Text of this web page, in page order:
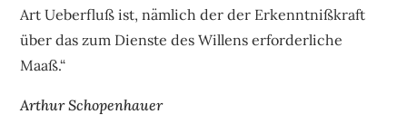
Art Ueberfluß ist, nämlich der der Erkenntnißkraft
über das zum Dienste des Willens erforderliche
Maaß.“
Arthur Schopenhauer